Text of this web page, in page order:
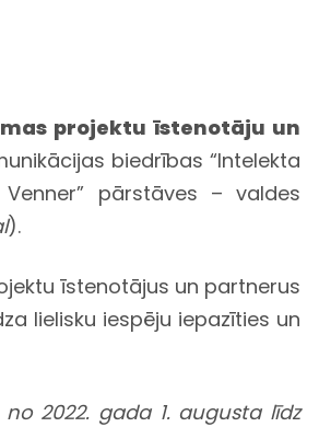
projektu īstenotāju un
biedrības “Intelekta
pārstāves – valdes
).
īstenotājus un partnerus
lielisku iespēju iepazīties un
2022. gada 1. augusta līdz